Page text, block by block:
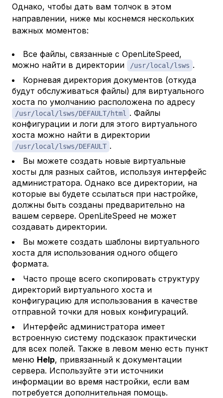
Однако, чтобы дать вам толчок в этом
направлении, ниже мы коснемся нескольких
важных моментов:
Все файлы, связанные с OpenLiteSpeed,
можно найти в директории
/usr/local/lsws .
Корневая директория документов (откуда
будут обслуживаться файлы) для виртуального
хоста по умолчанию расположена по адресу
/usr/local/lsws/DEFAULT/html
. Файлы
конфигурации и логи для этого виртуального
хоста можно найти в директории
/usr/local/lsws/DEFAULT .
Вы можете создать новые виртуальные
хосты для разных сайтов, используя интерфейс
администратора. Однако все директории, на
которые вы будете ссылаться при настройке,
должны быть созданы предварительно на
вашем сервере. OpenLiteSpeed не может
создавать директории.
Вы можете создать шаблоны виртуального
хоста для использования одного общего
формата.
Часто проще всего скопировать структуру
директорий виртуального хоста и
конфигурацию для использования в качестве
отправной точки для новых конфигураций.
Интерфейс администратора имеет
встроенную систему подсказок практически
для всех полей. Также в левом меню есть пункт
меню Help, привязанный к документации
сервера. Используйте эти источники
информации во время настройки, если вам
потребуется дополнительная помощь.